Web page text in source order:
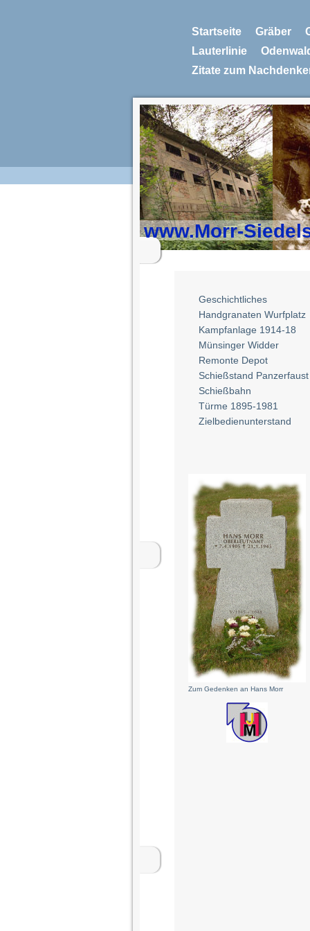
Startseite Gräber
Lauterlinie
Zitate zum
www.Morr-
Geschichtliches
Handgranaten Wurfplatz
Kampfanlage 1914-18
Münsinger Widder
Remonte Depot
Schießstand Panzerfaust
Schießbahn
Türme 1895-1981
Zielbedienunterstand
Zum Gedenken an Hans Morr